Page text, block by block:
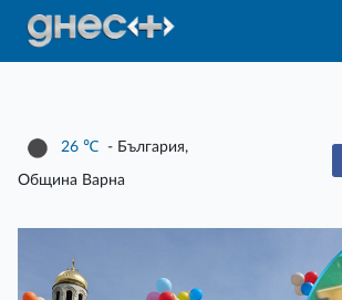
26 ℃ - България,
Община Варна